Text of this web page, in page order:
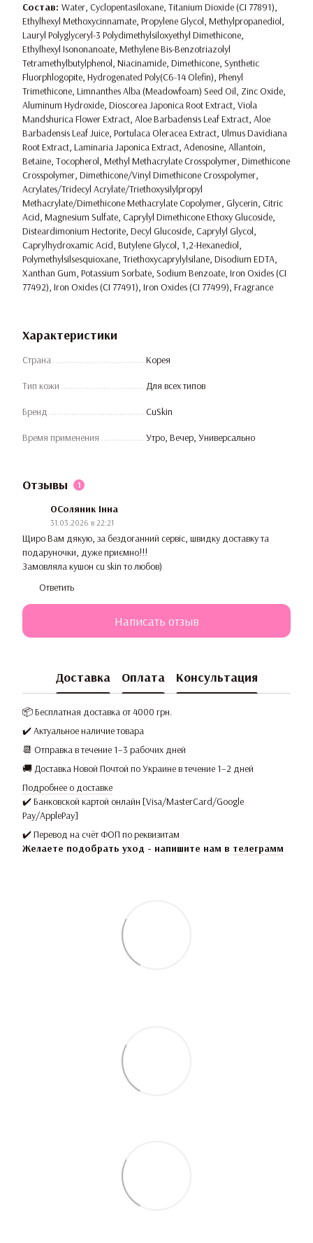
Состав: Water, Cyclopentasiloxane, Titanium Dioxide (CI 77891),
Ethylhexyl Methoxycinnamate, Propylene Glycol, Methylpropanediol,
Lauryl Polyglyceryl-3 Polydimethylsiloxyethyl Dimethicone,
Ethylhexyl Isononanoate, Methylene Bis-Benzotriazolyl
Tetramethylbutylphenol, Niacinamide, Dimethicone, Synthetic
Fluorphlogopite, Hydrogenated Poly(C6-14 Olefin), Phenyl
Trimethicone, Limnanthes Alba (Meadowfoam) Seed Oil, Zinc Oxide,
Aluminum Hydroxide, Dioscorea Japonica Root Extract, Viola
Mandshurica Flower Extract, Aloe Barbadensis Leaf Extract, Aloe
Barbadensis Leaf Juice, Portulaca Oleracea Extract, Ulmus Davidiana
Root Extract, Laminaria Japonica Extract, Adenosine, Allantoin,
Betaine, Tocopherol, Methyl Methacrylate Crosspolymer, Dimethicone
Crosspolymer, Dimethicone/Vinyl Dimethicone Crosspolymer,
Acrylates/Tridecyl Acrylate/Triethoxysilylpropyl
Methacrylate/Dimethicone Methacrylate Copolymer, Glycerin, Citric
Acid, Magnesium Sulfate, Caprylyl Dimethicone Ethoxy Glucoside,
Disteardimonium Hectorite, Decyl Glucoside, Caprylyl Glycol,
Caprylhydroxamic Acid, Butylene Glycol, 1,2-Hexanediol,
Polymethylsilsesquioxane, Triethoxycaprylylsilane, Disodium EDTA,
Xanthan Gum, Potassium Sorbate, Sodium Benzoate, Iron Oxides (CI
77492), Iron Oxides (CI 77491), Iron Oxides (CI 77499), Fragrance
Характеристики
Страна Корея
Тип кожи Для всех типов
Бренд CuSkin
Время применения Утро, Вечер, Универсально
Отзывы 1
OСоляник Інна
31.03.2026 в 22:21
Щиро Вам дякую, за бездоганний сервіс, швидку доставку та
подаруночки, дуже приємно!!!
Замовляла кушон cu skin то любов)
Ответить
Написать отзыв
Доставка Оплата Консультация
📦 Бесплатная доставка от 4000 грн.
✔️ Актуальное наличие товара
📆 Отправка в течение 1–3 рабочих дней
🚚 Доставка Новой Почтой по Украине в течение 1–2 дней
Подробнее о доставке
✔️ Банковской картой онлайн [Visa/MasterCard/Google
Pay/ApplePay]
✔️ Перевод на счёт ФОП по реквизитам
Желаете подобрать уход - напишите нам в телеграмм